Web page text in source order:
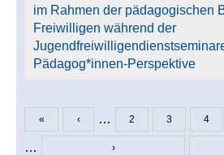
im Rahmen der pädagogischen
Freiwilligen während der
Pädagog*innen-Perspektive
Seiten
« ‹ … 2 3 4
… ›